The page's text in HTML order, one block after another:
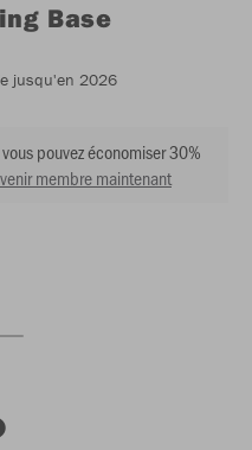
Base
jusqu'en 2026
pouvez économiser 30%
membre maintenant